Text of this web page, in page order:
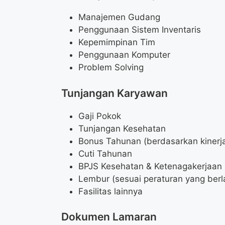
Manajemen Gudang
Penggunaan Sistem Inventaris
Kepemimpinan Tim
Penggunaan Komputer
Problem Solving
Tunjangan Karyawan
Gaji Pokok
Tunjangan Kesehatan
Bonus Tahunan (berdasarkan
Cuti Tahunan
BPJS Kesehatan & Ketenagakerjaan
Lembur (sesuai peraturan yang
Fasilitas lainnya
Dokumen Lamaran